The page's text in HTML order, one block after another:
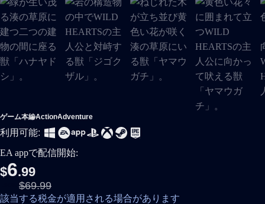
ゲーム本編ActionAdventure
利用可能:
EA appで配信開始:
$6.99
$69.99
該当する税金が適用される場合があります